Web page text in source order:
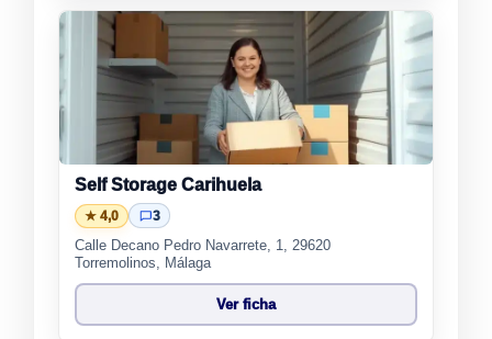
Self Storage Carihuela
★ 4,0
3
Calle Decano Pedro Navarrete, 1, 29620
Torremolinos, Málaga
Ver ficha